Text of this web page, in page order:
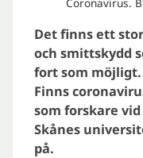
Coronavirus.
Det finns ett
och smittskydd
fort som möjligt.
Finns
som forskare
Skånes
på.